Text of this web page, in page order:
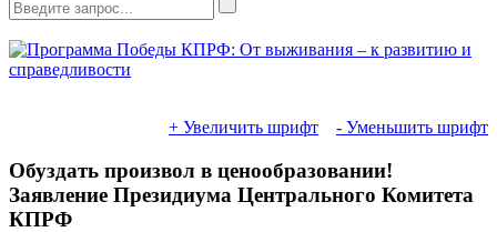
+ Увеличить шрифт - Уменьшить шрифт
Обуздать произвол в ценообразовании!
Заявление Президиума Центрального Комитета
КПРФ